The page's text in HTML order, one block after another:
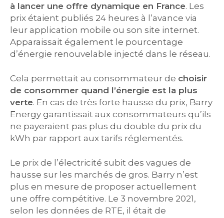
à lancer une offre dynamique en France. Les
prix étaient publiés 24 heures à l’avance via
leur application mobile ou son site internet.
Apparaissait également le pourcentage
d’énergie renouvelable injecté dans le réseau.
Cela permettait au consommateur de choisir
de consommer quand l’énergie est la plus
verte. En cas de très forte hausse du prix, Barry
Energy garantissait aux consommateurs qu’ils
ne payeraient pas plus du double du prix du
kWh par rapport aux tarifs réglementés.
Le prix de l’électricité subit des vagues de
hausse sur les marchés de gros. Barry n’est
plus en mesure de proposer actuellement
une offre compétitive. Le 3 novembre 2021,
selon les données de RTE, il était de